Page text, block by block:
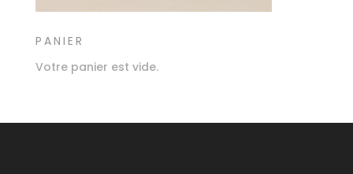
PANIER
Votre panier est vide.